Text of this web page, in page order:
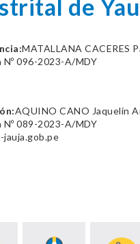
de
MATALLANA CACERES
096-2023-A/MDY
AQUINO CANO Jaquelin
089-2023-A/MDY
jauja.gob.pe